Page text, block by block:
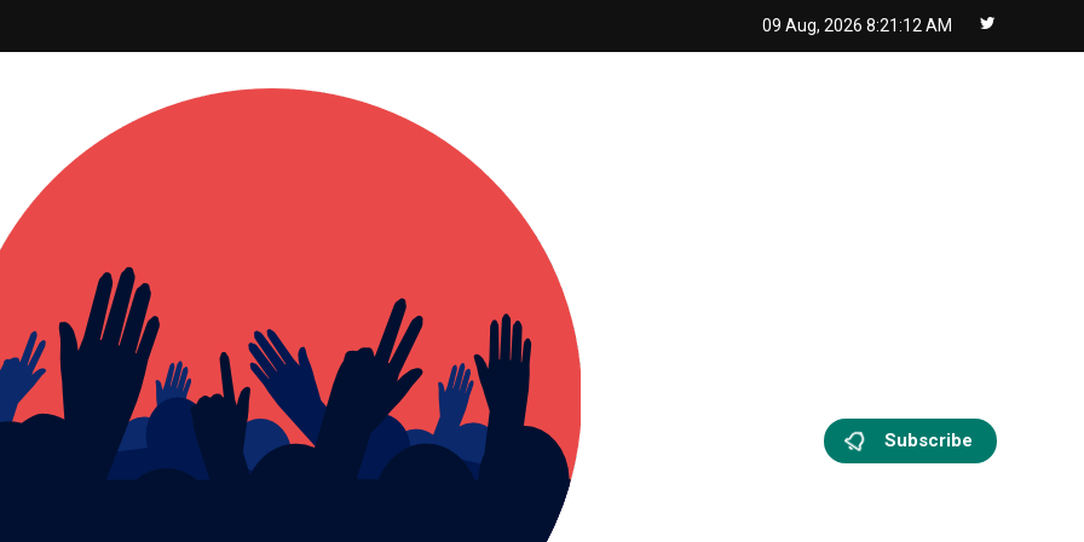
09 Aug, 2026 8:21:14 AM
Subscribe